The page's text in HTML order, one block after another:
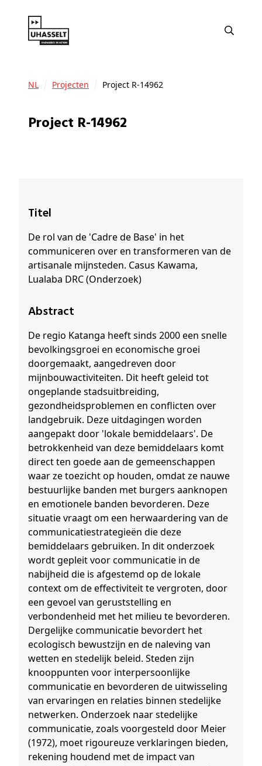
NL Projecten Project R-14962
Project R-14962
Titel
De rol van de 'Cadre de Base' in het
communiceren over en transformeren van de
artisanale mijnsteden. Casus Kawama,
Lualaba DRC (Onderzoek)
Abstract
De regio Katanga heeft sinds 2000 een snelle
bevolkingsgroei en economische groei
doorgemaakt, aangedreven door
mijnbouwactiviteiten. Dit heeft geleid tot
ongeplande stadsuitbreiding,
gezondheidsproblemen en conflicten over
landgebruik. Deze uitdagingen worden
aangepakt door 'lokale bemiddelaars'. De
betrokkenheid van deze bemiddelaars komt
direct ten goede aan de gemeenschappen
waar ze toezicht op houden, omdat ze nauwe
bestuurlijke banden met burgers aanknopen
en emotionele banden bevorderen. Deze
situatie vraagt om een herwaardering van de
communicatiestrategieën die deze
bemiddelaars gebruiken. In dit onderzoek
wordt gepleit voor communicatie in de
nabijheid die is afgestemd op de lokale
context om de effectiviteit te vergroten, door
een gevoel van geruststelling en
verbondenheid met het milieu te bevorderen.
Dergelijke communicatie bevordert het
ecologisch bewustzijn en de naleving van
wetten en stedelijk beleid. Steden zijn
knooppunten voor interpersoonlijke
communicatie en bevorderen de uitwisseling
van ervaringen en relaties binnen stedelijke
netwerken. Onderzoek naar stedelijke
communicatie, zoals voorgesteld door Meier
(1972), moet rigoureuze verklaringen bieden,
rekening houdend met de impact van